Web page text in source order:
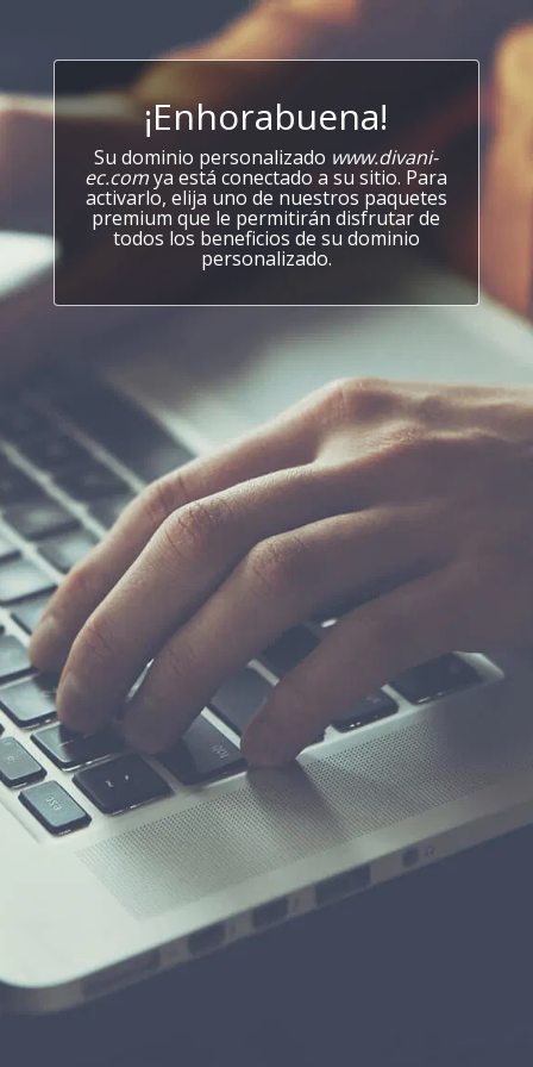
¡Enhorabuena!
Su dominio personalizado www.divani-
ec.comya está conectado a su sitio. Para
activarlo, elija uno de nuestros paquetes
premium que le permitirán disfrutar de
todos los beneficios de su dominio
personalizado.